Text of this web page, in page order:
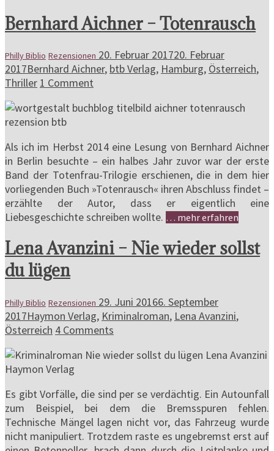
Bernhard Aichner – Totenrausch
Philly Biblio Rezensionen 20. Februar 201720. Februar
2017Bernhard Aichner, btb Verlag, Hamburg, Österreich,
Thriller 1 Comment
Als ich im Herbst 2014 eine Lesung von Bernhard Aichner
in Berlin besuchte – ein halbes Jahr zuvor war der erste
Band der Totenfrau-Trilogie erschienen, die in dem hier
vorliegenden Buch »Totenrausch« ihren Abschluss findet –
erzählte der Autor, dass er eigentlich eine
Liebesgeschichte schreiben wollte. … mehr erfahren
Lena Avanzini – Nie wieder sollst
du lügen
Philly Biblio Rezensionen 29. Juni 20166. September
2017Haymon Verlag, Kriminalroman, Lena Avanzini,
Österreich 4 Comments
Es gibt Vorfälle, die sind per se verdächtig. Ein Autounfall
zum Beispiel, bei dem die Bremsspuren fehlen.
Technische Mängel lagen nicht vor, das Fahrzeug wurde
nicht manipuliert. Trotzdem raste es ungebremst erst auf